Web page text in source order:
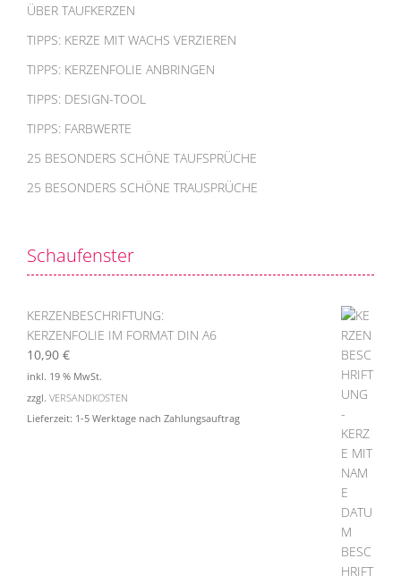
ÜBER TAUFKERZEN
TIPPS: KERZE MIT WACHS VERZIEREN
TIPPS: KERZENFOLIE ANBRINGEN
TIPPS: DESIGN-TOOL
TIPPS: FARBWERTE
25 BESONDERS SCHÖNE TAUFSPRÜCHE
25 BESONDERS SCHÖNE TRAUSPRÜCHE
Schaufenster
KERZENBESCHRIFTUNG:
KERZENFOLIE IM FORMAT DIN A6
10,90 €
inkl. 19 % MwSt.
zzgl. VERSANDKOSTEN
Lieferzeit: 1-5 Werktage nach Zahlungsauftrag